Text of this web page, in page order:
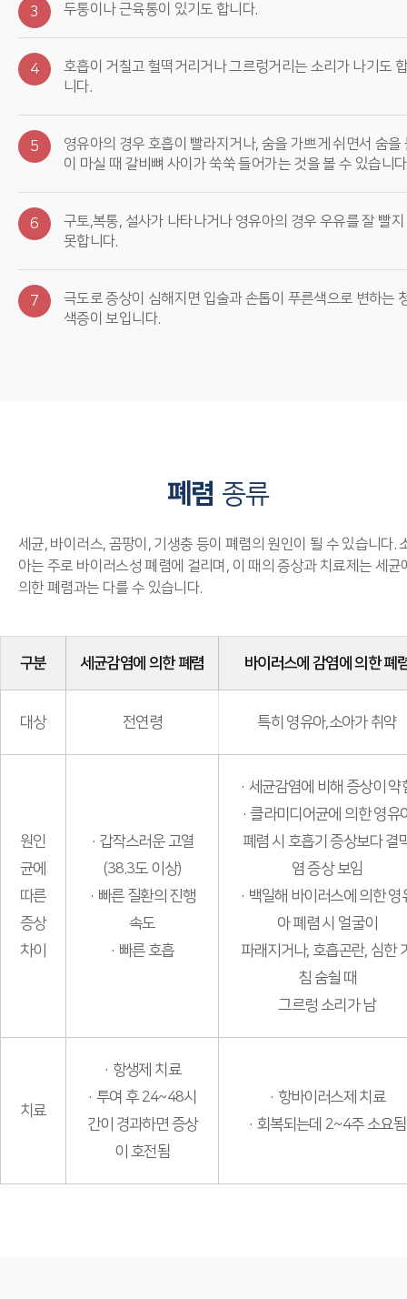
3 두통이나 근육통이 있기도 합니다.
4
호흡이 거칠고 헐떡거리거나 그르렁거리는 소리가 나기도
니다.
5
영유아의 경우 호흡이 빨라지거나, 숨을 가쁘게 쉬면서 숨을
이 마실 때 갈비뼈 사이가 쑥쑥 들어가는 것을 볼 수 있습니
6
구토,복통, 설사가 나타나거나 영유아의 경우 우유를 잘 빨지
못합니다.
7
극도로 증상이 심해지면 입술과 손톱이 푸른색으로 변하는
색증이 보입니다.
폐렴 종류
세균, 바이러스, 곰팡이, 기생충 등이 폐렴의 원인이 될 수 있습니다.
아는 주로 바이러스성 폐렴에 걸리며, 이 때의 증상과 치료제는 세균
의한 폐렴과는 다를 수 있습니다.
구분 세균감염에 의한 폐렴 바이러스에 감염에 의한 폐
대상 전연령 특히 영유아,소아가 취약
원인
균에
따른
증상
차이
· 갑작스러운 고열
(38.3도 이상)
· 빠른 질환의 진행
속도
· 빠른 호흡
· 세균감염에 비해 증상이 약
· 클라미디어균에 의한 영유
폐렴 시 호흡기 증상보다 결
염 증상 보임
· 백일해 바이러스에 의한 영
아 폐렴 시 얼굴이
파래지거나, 호흡곤란, 심한
침 숨쉴 때
그르렁 소리가 남
치료
· 항생제 치료
· 투여 후 24~48시
간이 경과하면 증상
이 호전됨
· 항바이러스제 치료
· 회복되는데 2~4주 소요됨